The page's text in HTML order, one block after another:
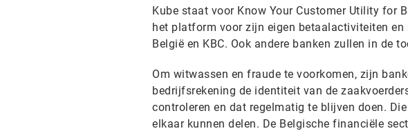
Kube staat voor Know Your Customer Utility for
het platform voor zijn eigen betaalactiviteiten
België en KBC. Ook andere banken zullen in de
Om witwassen en fraude te voorkomen, zijn
bedrijfsrekening de identiteit van de
controleren en dat regelmatig te blijven doen.
elkaar kunnen delen. De Belgische financiële